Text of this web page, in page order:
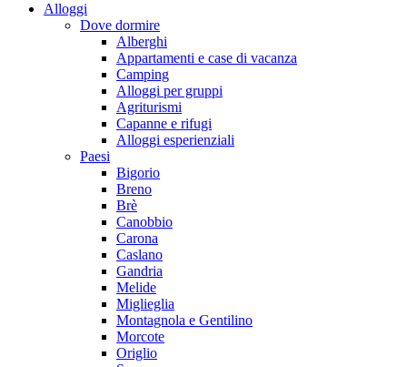
Alloggi
Dove dormire
Alberghi
Appartamenti e case di vacanza
Camping
Alloggi per gruppi
Agriturismi
Capanne e rifugi
Alloggi esperienziali
Paesi
Bigorio
Breno
Brè
Canobbio
Carona
Caslano
Gandria
Melide
Miglieglia
Montagnola e Gentilino
Morcote
Origlio